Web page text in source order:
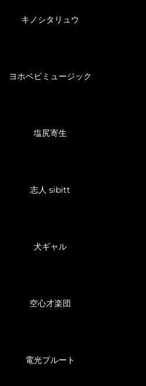
キノシタリュウ
ヨホベビミュージック
塩尻寄生
志人 sibitt
犬ギャル
空心才楽団
電光プルート